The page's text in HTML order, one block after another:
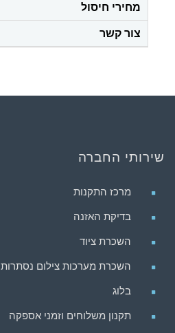
מחירי חיסול
צור קשר
שירותי החברה
מרכז התקנות
בדיקת האזנה
השכרת ציוד
השכרת מערכות צילום נסתרות
בלוג
תקנון משלוחים וזמני אספקה